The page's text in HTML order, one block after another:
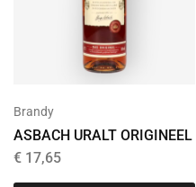
Brandy
ASBACH URALT ORIGINEEL
€ 17,65